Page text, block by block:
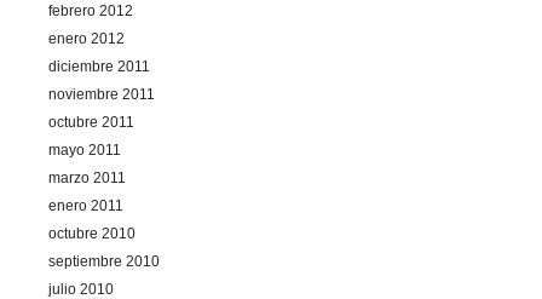
febrero 2012
enero 2012
diciembre 2011
noviembre 2011
octubre 2011
mayo 2011
marzo 2011
enero 2011
octubre 2010
septiembre 2010
julio 2010